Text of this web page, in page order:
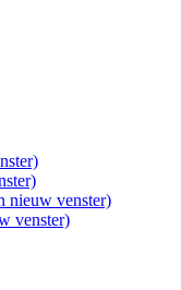
nieuw venster)
venster)